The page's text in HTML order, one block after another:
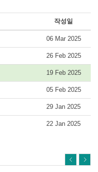
작성일
06 Mar 2025
26 Feb 2025
19 Feb 2025
05 Feb 2025
29 Jan 2025
22 Jan 2025